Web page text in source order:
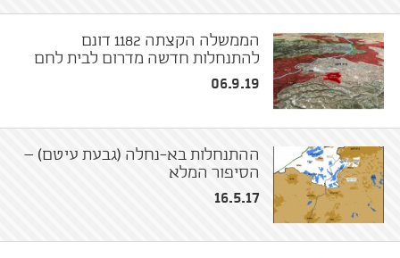
הממשלה הקצתה 1182 דונם
להתנחלות חדשה מדרום לבית לחם
06.9.19
ההתנחלות בא-נחלה (גבעת עיטם) –
הסיפור המלא
16.5.17